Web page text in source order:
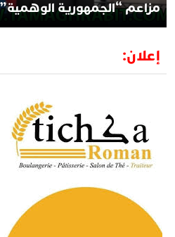
مزاعم “الجمهورية الوهمية”
إعلان: